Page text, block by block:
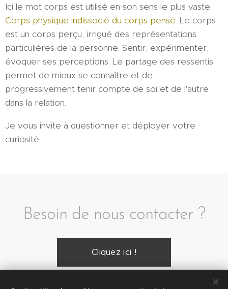
Ici le mot corps est utilisé en son sens le plus vaste.
Corps physique indissocié du corps pensé. Le corps
est un corps perçu, irrigué des représentations
particulières de la personne. Sentir, expérimenter,
évoquer ses perceptions. Le partage des ressentis
permet de mieux se connaître et de
progressivement tenir compte de soi et de l'autre
dans la relation.
Je vous invite à questionner et déployer votre
curiosité.
Besoin de nous contacter ?
Cliquez ici !